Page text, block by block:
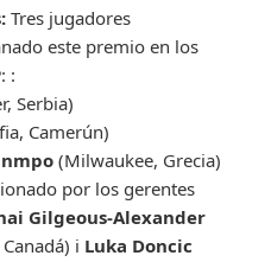
Tres jugadores
este premio en los
: :
Serbia)
Camerún)
(Milwaukee, Grecia)
por los gerentes
Gilgeous-Alexander
i Luka Doncic